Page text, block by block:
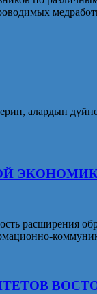
алардын
расширения